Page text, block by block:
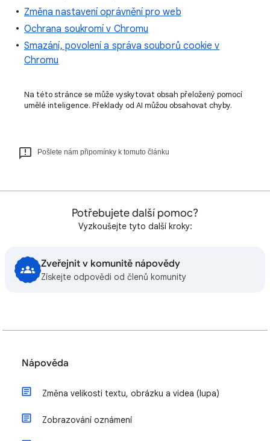
Změna nastavení oprávnění pro web
Ochrana soukromí v Chromu
Smazání, povolení a správa souborů cookie v
Chromu
Na této stránce se může vyskytovat obsah přeložený pomocí
umělé inteligence. Překlady od AI můžou obsahovat chyby.
Pošlete nám připomínky k tomuto článku
Potřebujete další pomoc?
Vyzkoušejte tyto další kroky:
Zveřejnit v komunitě nápovědy
Získejte odpovědi od členů komunity
Nápověda
Změna velikosti textu, obrázku a videa (lupa)
Zobrazování oznámení